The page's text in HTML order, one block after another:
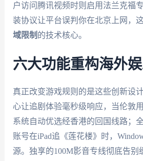
户访问腾讯视频时则启用法兰克福
装协议让平台误判你在北京上网，
域限制 的技术核心。
六大功能重构海外
真正改变游戏规则的是这些创新设
心让追剧体验毫秒级响应，当伦敦
系统自动优选经香港的回国线路；
账号在iPad追《莲花楼》时，
源。独享的100M影音专线彻底告别